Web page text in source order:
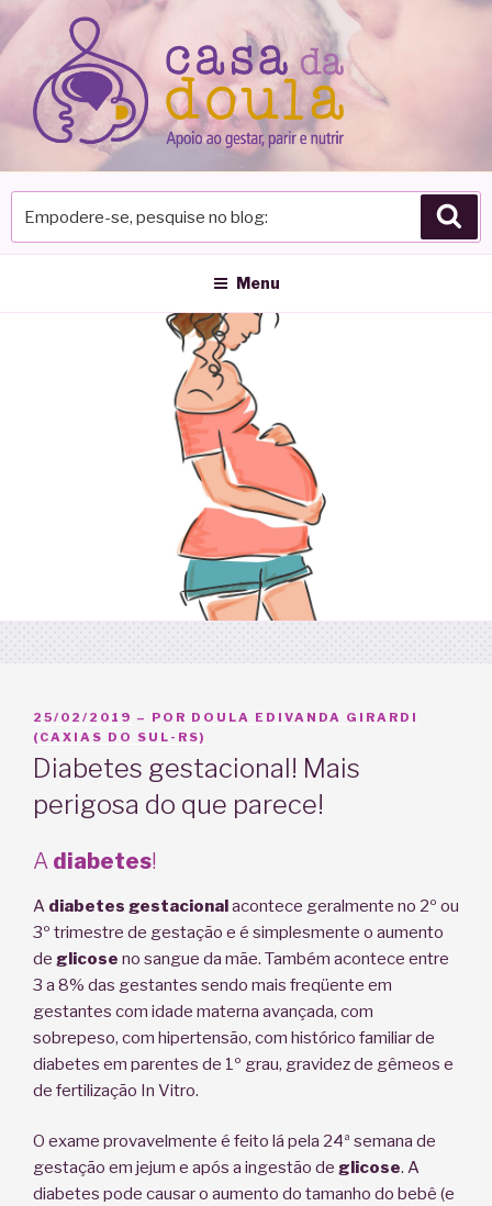
Pular
para
conteúdo
pesquise
blog
Menu
PUBLICADO
EM
25/02/2019 – POR DOULA EDIVANDA GIRARDI
(CAXIAS DO SUL-RS)
Diabetes gestacional! Mais
perigosa do que parece!
A diabetes!
A diabetes gestacionalacontece geralmente no 2º ou
3º trimestre de gestação e é simplesmente o aumento
de glicose no sangue da mãe. Também acontece entre
3 a 8% das gestantes sendo mais freqüente em
gestantes com idade materna avançada, com
sobrepeso, com hipertensão, com histórico familiar de
diabetes em parentes de 1º grau, gravidez de gêmeos e
de fertilização In Vitro.
O exame provavelmente é feito lá pela 24ª semana de
gestação em jejum e após a ingestão de glicose. A
diabetes pode causar o aumento do tamanho do bebê (e